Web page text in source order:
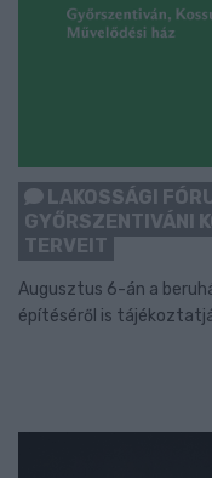
LAKOSSÁGI
GYŐRSZENTIVÁNI
TERVEIT
Augusztus 6-án a
építéséről is